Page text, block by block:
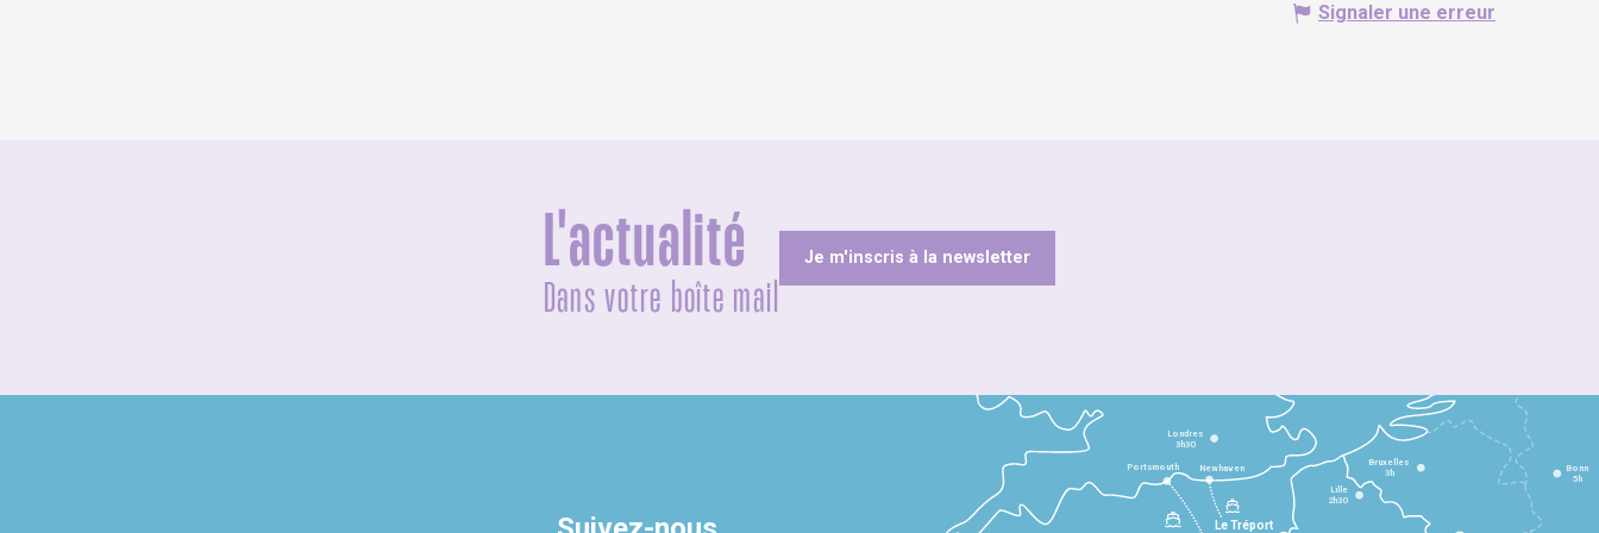
Signaler une erreur
L'actualité
Dans votre boîte mail
Je m'inscris à la newsletter
Le Tréport
Lille
2h30
Bruxelles
3h
Londres
3h30
Newhaven
Portsmouth Bonn
5h